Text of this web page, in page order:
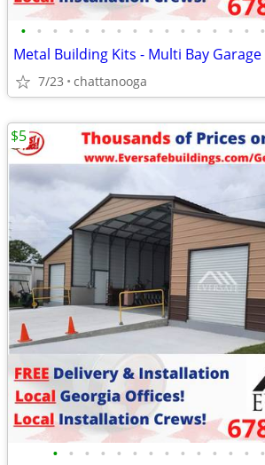
• • • • • • • • • • • • • • • •
Metal Building Kits - Multi Bay Garage
7/23 chattanooga
• • • • • • • • • • • • • •
$5